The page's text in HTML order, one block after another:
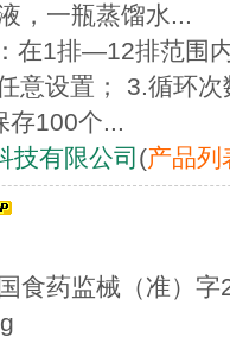
，一瓶蒸馏水...
在1排—12排范围
意设置； 3.循环
存100个...
技有限公司 (产品列
食药监械（准